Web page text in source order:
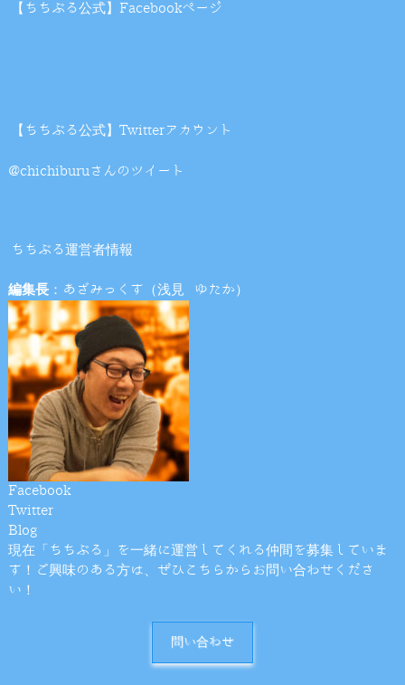
【ちちぶる公式】Facebookページ
【ちちぶる公式】Twitterアカウント
@chichiburuさんのツイート
ちちぶる運営者情報
編集長：あざみっくす（浅見 ゆたか）
Facebook
Twitter
Blog
現在「ちちぶる」を一緒に運営してくれる仲間を募集していま
す！ご興味のある方は、ぜひこちらからお問い合わせくださ
い！
問い合わせ